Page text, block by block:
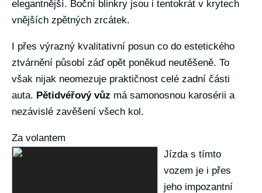
elegantnější. Boční blinkry jsou i tentokrát v krytech
vnějších zpětných zrcátek.
I přes výrazný kvalitativní posun co do estetického
ztvárnění působí záď opět poněkud neutěšeně. To
však nijak neomezuje praktičnost celé zadní části
auta. Pětidvéřový vůz má samonosnou karosérii a
nezávislé zavěšení všech kol.
Za volantem
Jízda s tímto
vozem je i přes
jeho impozantní